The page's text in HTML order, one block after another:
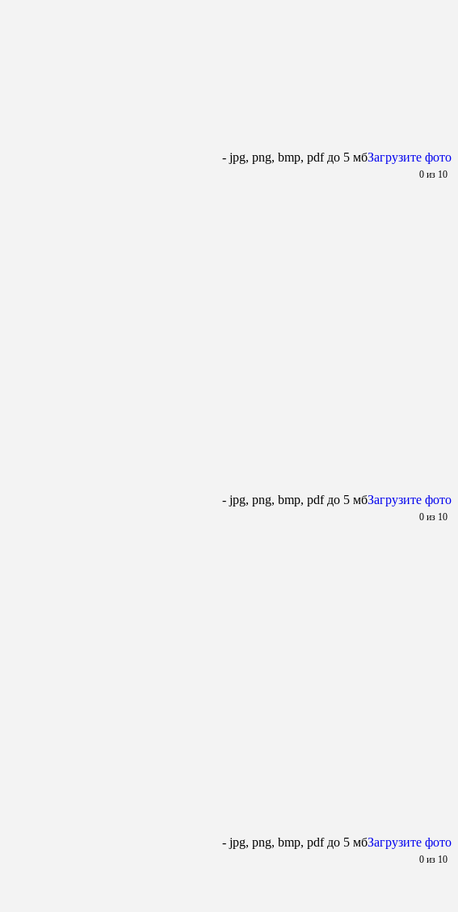
- jpg, png, bmp, pdf до 5 мбЗагрузите фото
0 из 10
- jpg, png, bmp, pdf до 5 мбЗагрузите фото
0 из 10
- jpg, png, bmp, pdf до 5 мбЗагрузите фото
0 из 10